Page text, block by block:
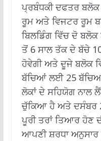
ਪ੍ਰਬੰਧਕੀ ਦਫਤਰ
ਰੂਮ ਅਤੇ ਵਿਜਟਰ ਰੂਮ
ਬਿਲਡਿੰਗ ਵਿੱਚ ਦੋ
ਤੋਂ 6 ਸਾਲ ਤੱਕ ਦੇ ਬੱਚੇ
ਹੋਵੇਗੀ ਅਤੇ ਦੂਜੇ ਬਲੋਕ
ਬੱਚਿਆਂ ਲਈ 25 ਬੱਚਿਆਂ
ਲੋਕਾਂ ਦੇ ਸਹਿਯੋਗ ਨਾਲ
ਚੁੱਕਿਆ ਹੈ ਅਤੇ ਦਸੰਬਰ
ਪੂਰੀ ਤਰਾਂ ਤਿਆਰ ਹੋਣ
ਆਪਣੀ ਸ਼ਰਧਾ ਅਨੁਸਾਰ